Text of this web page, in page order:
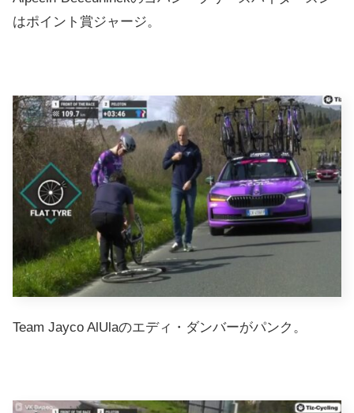
はポイント賞ジャージ。
Team Jayco AlUlaのエディ・ダンバーがパンク。